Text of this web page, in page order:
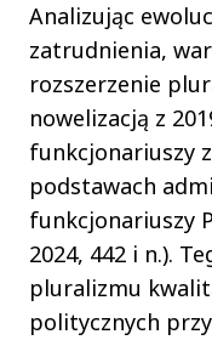
Analizując
zatrudnienia,
rozszerzenie
nowelizacją z
funkcjonariuszy
podstawach
funkcjonariuszy
2024, 442 i n.).
pluralizmu
politycznych